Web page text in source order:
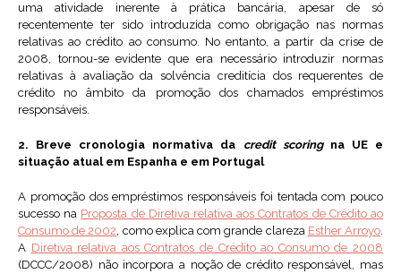
uma atividade inerente à prática bancária, apesar de só
recentemente ter sido introduzida como obrigação nas normas
relativas ao crédito ao consumo. No entanto, a partir da crise de
2008, tornou-se evidente que era necessário introduzir normas
relativas à avaliação da solvência creditícia dos requerentes de
crédito no âmbito da promoção dos chamados empréstimos
responsáveis.
2. Breve cronologia normativa da credit scoring na UE e
situação atual em Espanha e em Portugal
A promoção dos empréstimos responsáveis foi tentada com pouco
sucesso na Proposta de Diretiva relativa aos Contratos de Crédito ao
Consumo de 2002, como explica com grande clareza Esther Arroyo.
A Diretiva relativa aos Contratos de Crédito ao Consumo de 2008
(DCCC/2008) não incorpora a noção de crédito responsável, mas